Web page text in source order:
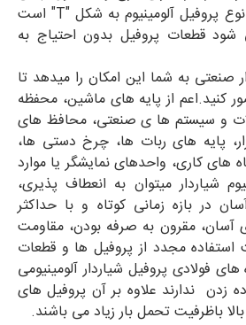
زیاد میکند. مقطع این نوع پروفیل آلومینیوم به شکل "T" است
قطعات پروفیل بدون احتیاج به
صنعتی به شما این امکان را میدهد تا
کنید.اعم از پایه های ماشین، محفظه
و سیستم ها ی صنعتی، محافظ های
پایه های ربات ها، چرخ دستی ها،
های کاری، واحدهای نمایشگر یا موارد
شیاردار میتوان به انعطاف پذیری،
در بازه زمانی کوتاه و با حداکثر
آسان، مقرون به صرفه بودن، مقاومت
استفاده مجدد از پروفیل ها و قطعات
فولادی پروفیل شیاردار آلومینیومی
زدن ندارند علاوه بر آن پروفیل های
باظرفیت تحمل بار زیاد می باشند.